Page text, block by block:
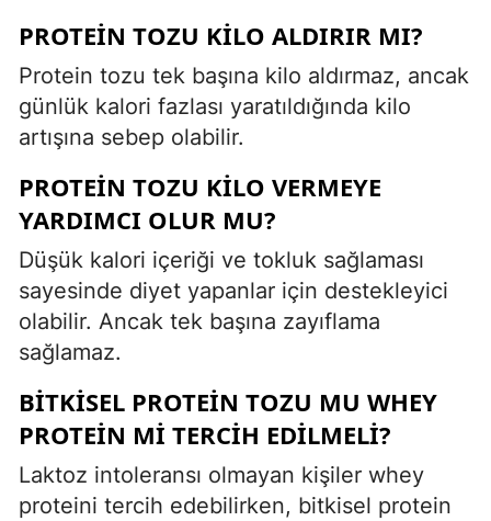
PROTEIN TOZU KILO ALDIRIR MI?
Protein tozu tek başına kilo aldırmaz, ancak
günlük kalori fazlası yaratıldığında kilo
artışına sebep olabilir.
PROTEIN TOZU KILO VERMEYE
YARDIMCI OLUR MU?
Düşük kalori içeriği ve tokluk sağlaması
sayesinde diyet yapanlar için destekleyici
olabilir. Ancak tek başına zayıflama
sağlamaz.
BITKISEL PROTEIN TOZU MU WHEY
PROTEIN MI TERCIH EDILMELI?
Laktoz intoleransı olmayan kişiler whey
proteini tercih edebilirken, bitkisel protein